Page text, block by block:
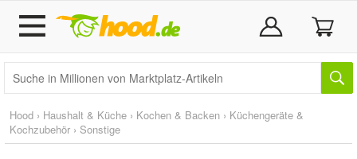
Hood › Haushalt & Küche › Kochen & Backen › Küchengeräte &
Kochzubehör › Sonstige